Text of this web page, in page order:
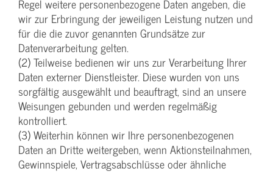
Regel weitere personenbezogene Daten angeben, die
wir zur Erbringung der jeweiligen Leistung nutzen und
für die die zuvor genannten Grundsätze zur
Datenverarbeitung gelten.
(2) Teilweise bedienen wir uns zur Verarbeitung Ihrer
Daten externer Dienstleister. Diese wurden von uns
sorgfältig ausgewählt und beauftragt, sind an unsere
Weisungen gebunden und werden regelmäßig
kontrolliert.
(3) Weiterhin können wir Ihre personenbezogenen
Daten an Dritte weitergeben, wenn Aktionsteilnahmen,
Gewinnspiele, Vertragsabschlüsse oder ähnliche